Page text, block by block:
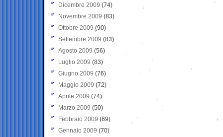
Dicembre 2009 (74)
Novembre 2009 (83)
Ottobre 2009 (90)
Settembre 2009 (83)
Agosto 2009 (56)
Luglio 2009 (83)
Giugno 2009 (76)
Maggio 2009 (72)
Aprile 2009 (74)
Marzo 2009 (50)
Febbraio 2009 (69)
Gennaio 2009 (70)